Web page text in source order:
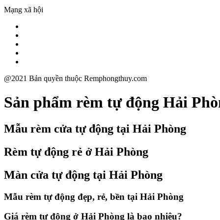
Mạng xã hội
@2021 Bản quyền thuộc Remphongthuy.com
Sản phẩm rèm tự động Hải
Mẫu rèm cửa tự động tại Hải Phòng
Rèm tự động rẻ ở Hải Phòng
Màn cửa tự động tại Hải Phòng
Mẫu rèm tự động đẹp, rẻ, bền tại Hải Phòng
Giá rèm tự động ở Hải Phòng là bao nhiêu?